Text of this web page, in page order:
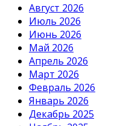
Август 2026
Июль 2026
Июнь 2026
Май 2026
Апрель 2026
Март 2026
Февраль 2026
Январь 2026
Декабрь 2025